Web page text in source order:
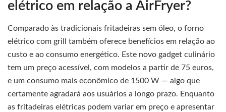
elétrico em relação a AirFryer?
Comparado às tradicionais fritadeiras sem óleo, o forno
elétrico com grill também oferece benefícios em relação ao
custo e ao consumo energético. Este novo gadget culinário
tem um preço acessível, com modelos a partir de 75 euros,
e um consumo mais econômico de 1500 W — algo que
certamente agradará aos usuários a longo prazo. Enquanto
as fritadeiras elétricas podem variar em preço e apresentar